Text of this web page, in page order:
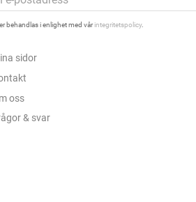
behandlas i enlighet med vårintegritetspolicy.
sidor
oss
& svar